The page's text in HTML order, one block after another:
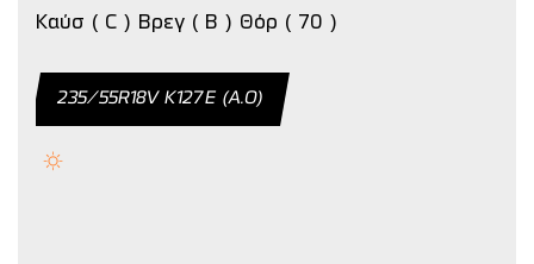
Καύσ ( C ) Βρεγ ( B ) Θόρ ( 70 )
235/55R18V Κ127E (Α.Ο)